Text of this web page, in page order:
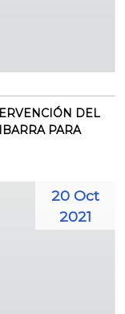
DEL
PARA
20 Oct
2021